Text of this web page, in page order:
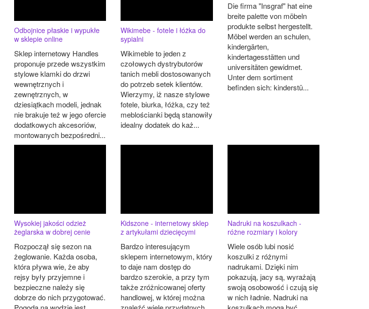
Odbojnice płaskie i wypukłe
w sklepie online
Sklep internetowy Handles
proponuje przede wszystkim
stylowe klamki do drzwi
wewnętrznych i
zewnętrznych, w
dziesiątkach modeli, jednak
nie brakuje też w jego ofercie
dodatkowych akcesoriów,
montowanych bezpośredni...
Wikimebe - fotele i łóżka do
sypialni
Wikimeble to jeden z
czołowych dystrybutorów
tanich mebli dostosowanych
do potrzeb setek klientów.
Wierzymy, iż nasze stylowe
fotele, biurka, łóżka, czy też
meblościanki będą stanowiły
idealny dodatek do każ...
Die firma "Insgraf" hat eine
breite palette von möbeln
produkte selbst hergestellt.
Möbel werden an schulen,
kindergärten,
kindertagesstätten und
universitäten gewidmet.
Unter dem sortiment
befinden sich: kinderstü...
Wysokiej jakości odzież
żeglarska w dobrej cenie
Rozpoczął się sezon na
żeglowanie. Każda osoba,
która pływa wie, że aby
rejsy były przyjemne i
bezpieczne należy się
dobrze do nich przygotować.
Kidszone - internetowy sklep
z artykułami dziecięcymi
Bardzo interesującym
sklepem internetowym, który
to daje nam dostęp do
bardzo szerokie, a przy tym
także zróżnicowanej oferty
handlowej, w której można
Nadruki na koszulkach -
różne rozmiary i kolory
Wiele osób lubi nosić
koszulki z różnymi
nadrukami. Dzięki nim
pokazują, jacy są, wyrażają
swoją osobowość i czują się
w nich ładnie. Nadruki na